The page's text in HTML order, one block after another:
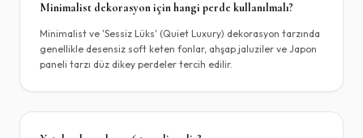
Minimalist dekorasyon için hangi perde kullanılmalı?
Minimalist ve 'Sessiz Lüks' (Quiet Luxury) dekorasyon tarzında
genellikle desensiz soft keten fonlar, ahşap jaluziler ve Japon
paneli tarzı düz dikey perdeler tercih edilir.